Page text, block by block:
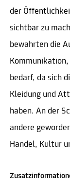
der
sichtbar zu
bewahrten die
bedarf, da sich
Kleidung und
haben. An der
andere
Handel, Kultur